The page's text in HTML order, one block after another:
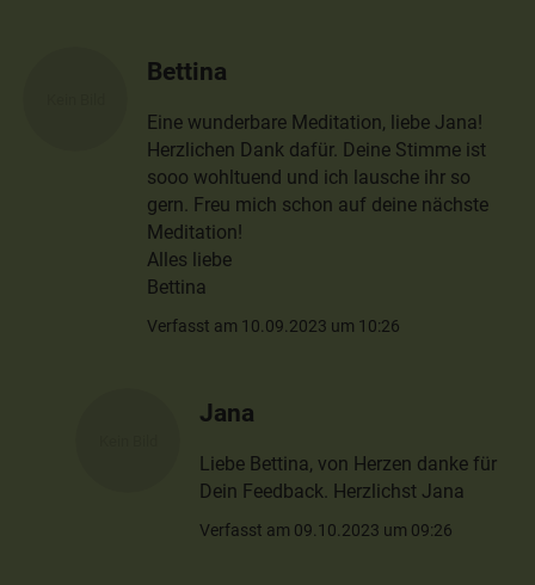
Bettina
Eine wunderbare Meditation, liebe Jana!
Herzlichen Dank dafür. Deine Stimme ist
sooo wohltuend und ich lausche ihr so
gern. Freu mich schon auf deine nächste
Meditation!
Alles liebe
Bettina
Verfasst am 10.09.2023 um 10:26
Jana
Liebe Bettina, von Herzen danke für
Dein Feedback. Herzlichst Jana
Verfasst am 09.10.2023 um 09:26